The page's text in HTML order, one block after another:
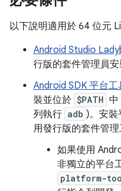
以下說明適用於 64 位元
Android Studio
行版的套件管理員安
Android SDK 平台工
裝並位於 $PATH 中
列執行 adb )。安
用發行版的套件管理
如果使用
非獨立的平台
platform-